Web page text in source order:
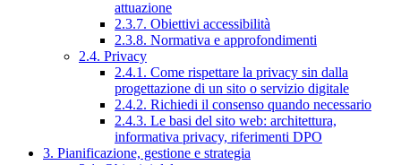
attuazione
2.3.7. Obiettivi accessibilità
2.3.8. Normativa e approfondimenti
2.4. Privacy
2.4.1. Come rispettare la privacy sin dalla
progettazione di un sito o servizio digitale
2.4.2. Richiedi il consenso quando necessario
2.4.3. Le basi del sito web: architettura,
informativa privacy, riferimenti DPO
3. Pianificazione, gestione e strategia